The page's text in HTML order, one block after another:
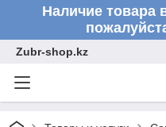
Наличие товара
Zubr-shop.kz